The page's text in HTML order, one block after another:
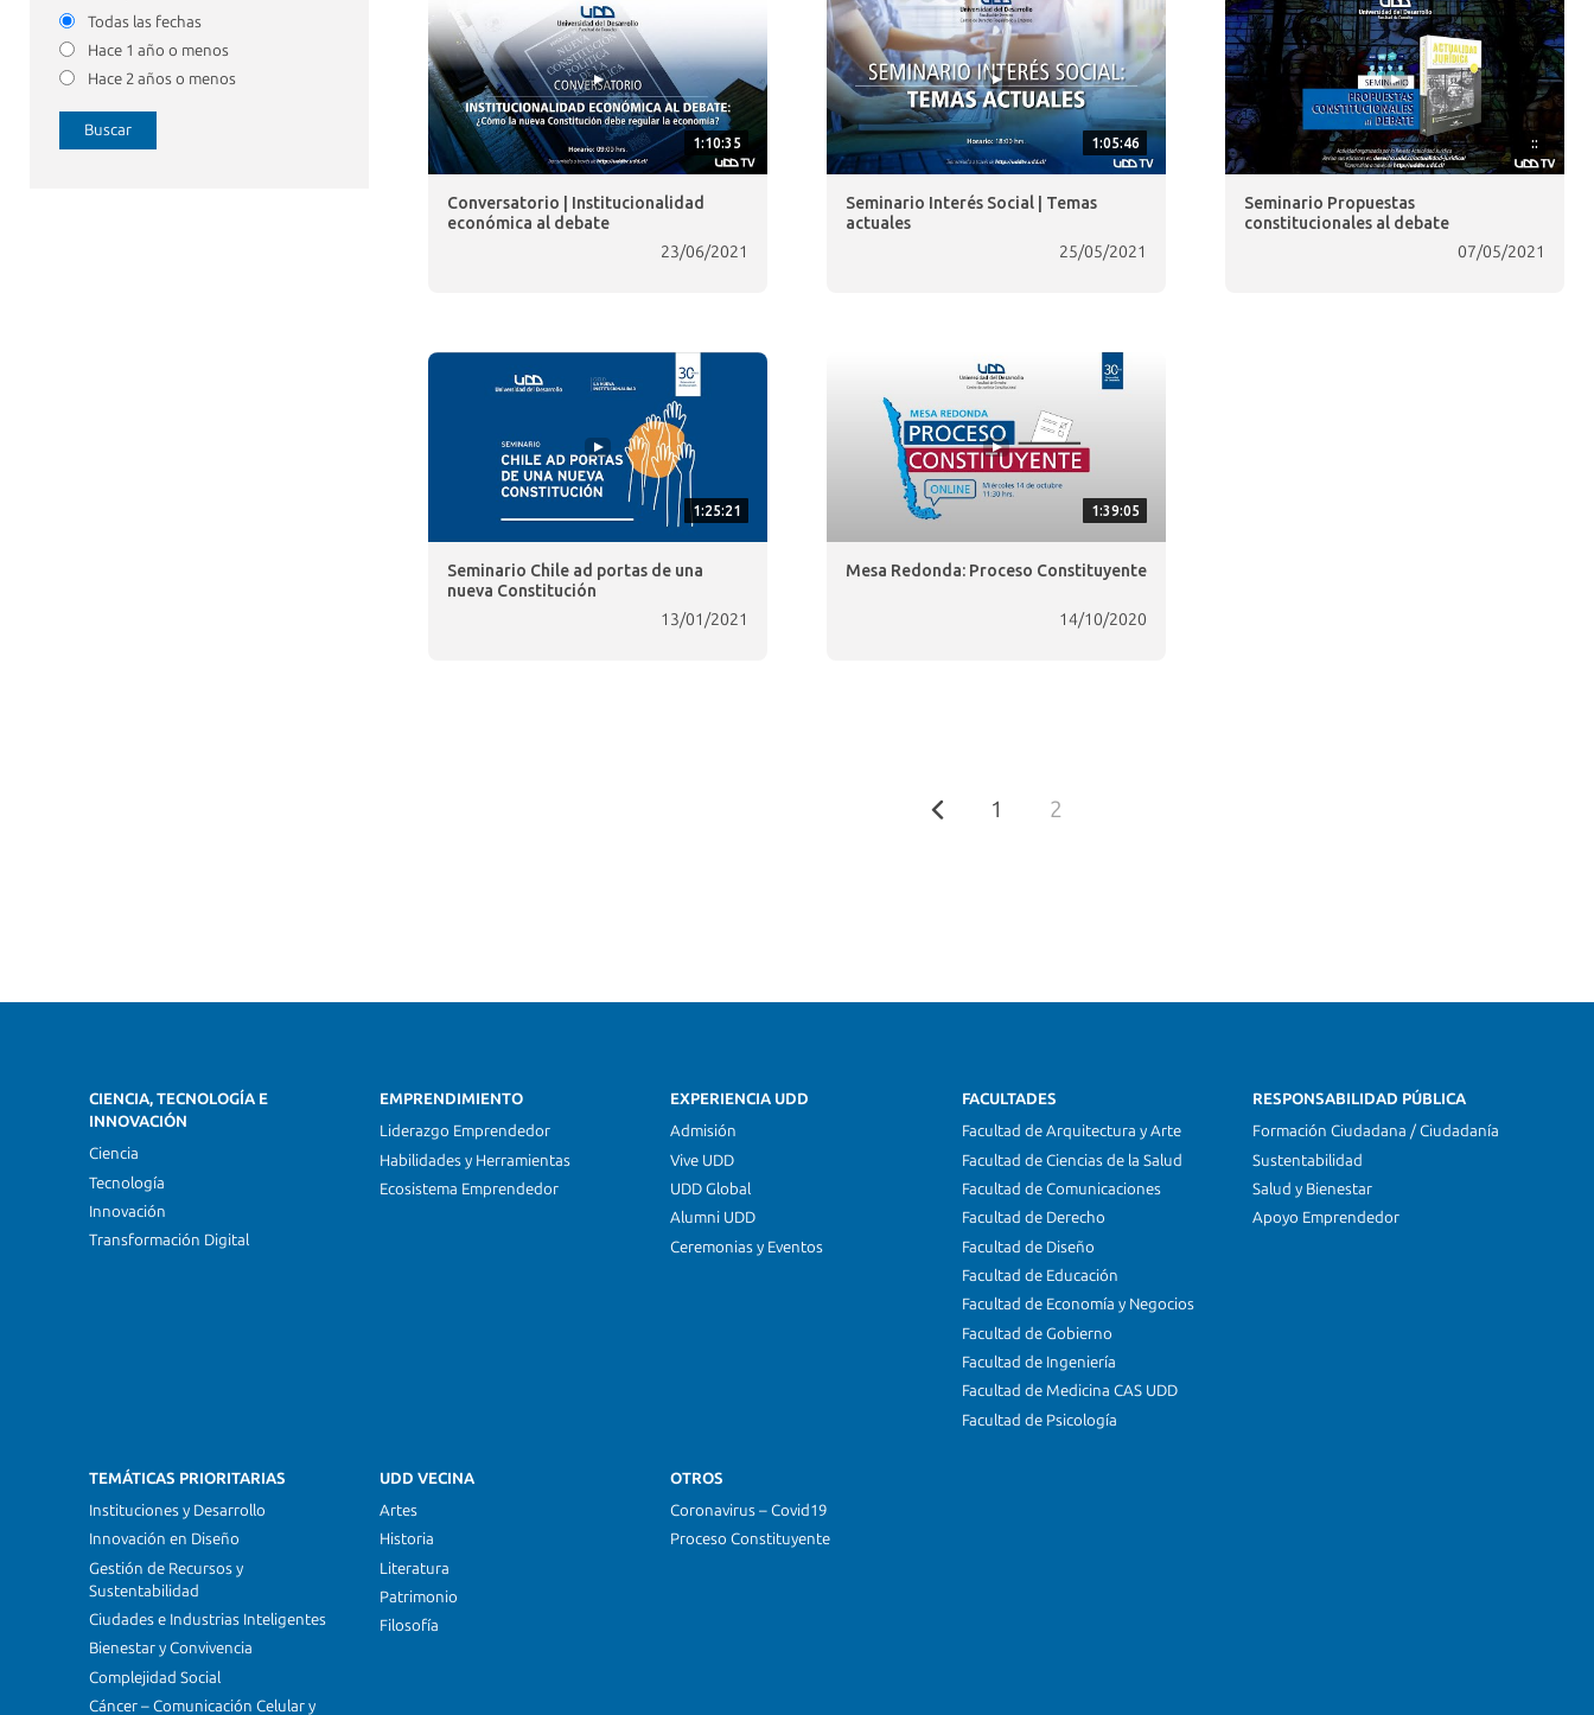
Todas las fechas
Hace 1 año o menos
Hace 2 años o menos
Buscar
1:10:35
Conversatorio | Institucionalidad
económica al debate
23/06/2021
1:05:46
Seminario Interés Social | Temas
actuales
25/05/2021
::
Seminario Propuestas
constitucionales al debate
07/05/2021
1:25:21
Seminario Chile ad portas de una
nueva Constitución
13/01/2021
1:39:05
Mesa Redonda: Proceso Constituyente
14/10/2020
1 2
CIENCIA, TECNOLOGÍA E
INNOVACIÓN
Ciencia
Tecnología
Innovación
Transformación Digital
EMPRENDIMIENTO
Liderazgo Emprendedor
Habilidades y Herramientas
Ecosistema Emprendedor
EXPERIENCIA UDD
Admisión
Vive UDD
UDD Global
Alumni UDD
Ceremonias y Eventos
FACULTADES
Facultad de Arquitectura y Arte
Facultad de Ciencias de la Salud
Facultad de Comunicaciones
Facultad de Derecho
Facultad de Diseño
Facultad de Educación
Facultad de Economía y Negocios
Facultad de Gobierno
Facultad de Ingeniería
Facultad de Medicina CAS UDD
Facultad de Psicología
RESPONSABILIDAD PÚBLICA
Formación Ciudadana / Ciudadanía
Sustentabilidad
Salud y Bienestar
Apoyo Emprendedor
TEMÁTICAS PRIORITARIAS
Instituciones y Desarrollo
Innovación en Diseño
Gestión de Recursos y
Sustentabilidad
Ciudades e Industrias Inteligentes
Bienestar y Convivencia
Complejidad Social
Cáncer – Comunicación Celular y
UDD VECINA
Artes
Historia
Literatura
Patrimonio
Filosofía
OTROS
Coronavirus – Covid19
Proceso Constituyente